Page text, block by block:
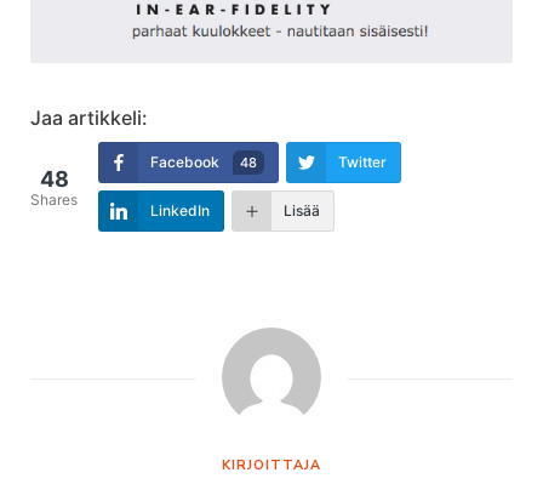
Jaa artikkeli:
48
Shares
Facebook 48 Twitter
LinkedIn Lisää
KIRJOITTAJA